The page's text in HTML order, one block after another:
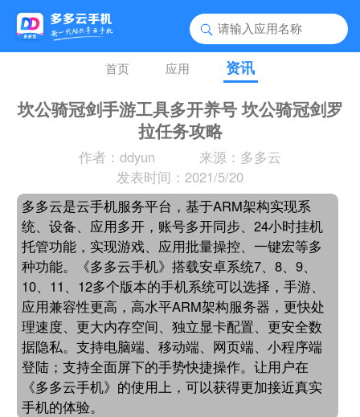
首页 应用 资讯
坎公骑冠剑手游工具多开养号 坎公骑冠剑罗
拉任务攻略
作者：ddyun
来源：多多云
发表时间：2021/5/20
多多云是云手机服务平台，基于ARM架构实现系
统、设备、应用多开，账号多开同步、24小时挂机
托管功能，实现游戏、应用批量操控、一键宏等多
种功能。《多多云手机》搭载安卓系统7、8、9、
10、11、12多个版本的手机系统可以选择，手游、
应用兼容性更高，高水平ARM架构服务器，更快处
理速度、更大内存空间、独立显卡配置、更安全数
据隐私。支持电脑端、移动端、网页端、小程序端
登陆；支持全面屏下的手势快捷操作。让用户在
《多多云手机》的使用上，可以获得更加接近真实
手机的体验。